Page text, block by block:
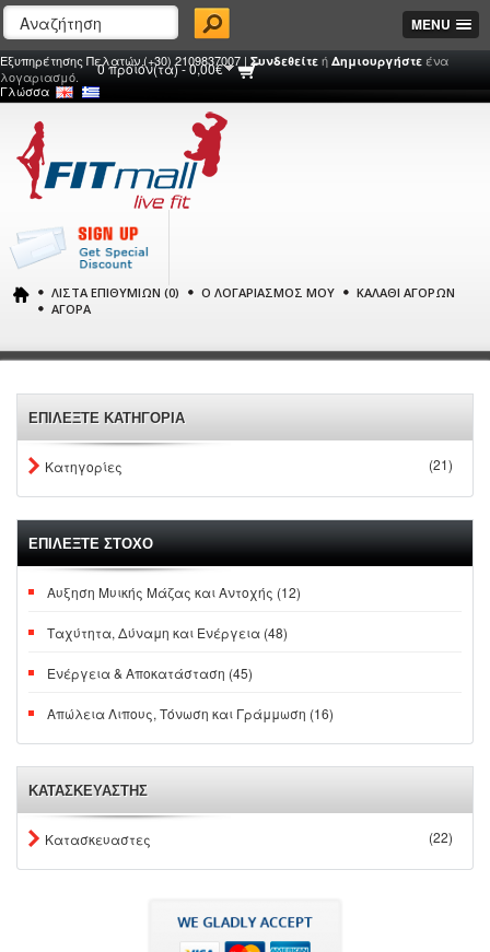
MENU
Γλώσσα
0 προϊόν(τα) - 0,00€
Εξυπηρέτησης Πελατών (+30) 2109837007 | Συνδεθείτε ή Δημιουργήστε ένα
λογαριασμό.
ΛΊΣΤΑ ΕΠΙΘΥΜΙΏΝ (0) Ο ΛΟΓΑΡΙΑΣΜΌΣ ΜΟΥ
ΚΑΛΆΘΙ ΑΓΟΡΏΝ
ΑΓΟΡΆ
ΕΠΙΛΕΞΤΕ ΚΑΤΗΓΟΡΙΑ
Κατηγορίες (21)
ΕΠΙΛΕΞΤΕ ΣΤΟΧΟ
Αυξηση Μυικής Μάζας και Αντοχής (12)
Ταχύτητα, Δύναμη και Ενέργεια (48)
Ενέργεια & Αποκατάσταση (45)
Απώλεια Λιπους, Τόνωση και Γράμμωση (16)
ΚΑΤΑΣΚΕΥΑΣΤΗΣ
Κατασκευαστες (22)